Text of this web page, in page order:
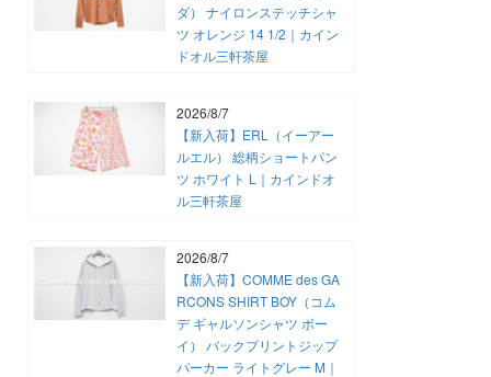
ダ） ナイロンステッチシャ
ツ オレンジ 14 1/2｜カイン
ドオル三軒茶屋
2026/8/7
【新入荷】ERL（イーアー
ルエル） 総柄ショートパン
ツ ホワイト L｜カインドオ
ル三軒茶屋
2026/8/7
【新入荷】COMME des GA
RCONS SHIRT BOY（コム
デ ギャルソンシャツ ボー
イ） バックプリントジップ
パーカー ライトグレー M｜